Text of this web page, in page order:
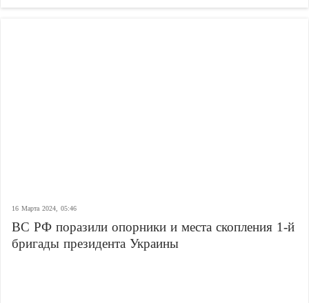
16 Марта 2024, 05:46
ВС РФ поразили опорники и места скопления 1-й
бригады президента Украины